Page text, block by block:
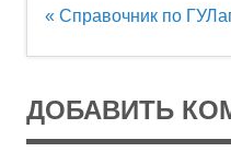
Навигация
« Справочник по
ДОБАВИТЬ